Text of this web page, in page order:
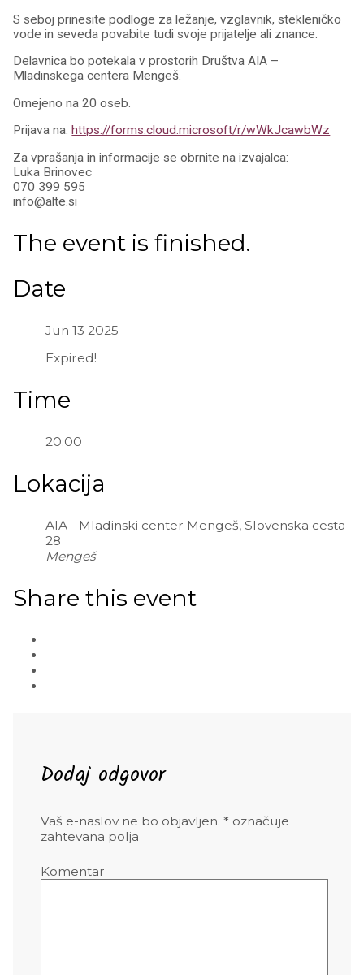
S seboj prinesite podloge za ležanje, vzglavnik, stekleničko
vode in seveda povabite tudi svoje prijatelje ali znance.
Delavnica bo potekala v prostorih Društva AIA –
Mladinskega centera Mengeš.
Omejeno na 20 oseb.
Prijava na:https://forms.cloud.microsoft/r/wWkJcawbWz
Za vprašanja in informacije se obrnite na izvajalca:
Luka Brinovec
070 399 595
info@alte.si
The event is finished.
Date
Jun 13 2025
Expired!
Time
20:00
Lokacija
AIA - Mladinski center Mengeš, Slovenska cesta
28
Mengeš
Share this event
Dodaj odgovor
Vaš e-naslov ne bo objavljen. * označuje
zahtevana polja
Komentar